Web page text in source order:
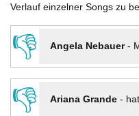
Verlauf einzelner Songs zu
👎 Angela Nebauer-
👎
Ariana Grande-